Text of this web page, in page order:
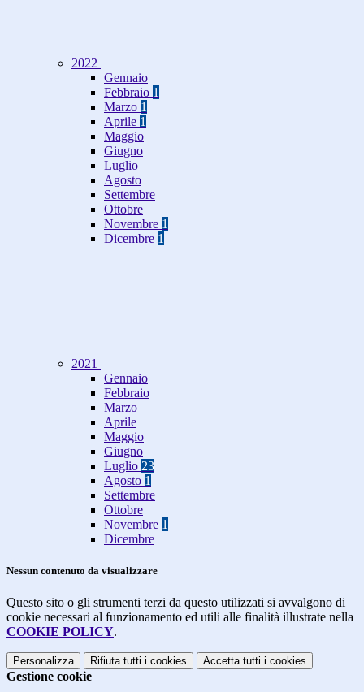
2022
Gennaio
Febbraio 1
Marzo 1
Aprile 1
Maggio
Giugno
Luglio
Agosto
Settembre
Ottobre
Novembre 1
Dicembre 1
2021
Gennaio
Febbraio
Marzo
Aprile
Maggio
Giugno
Luglio 23
Agosto 1
Settembre
Ottobre
Novembre 1
Dicembre
Nessun contenuto da visualizzare
Questo sito o gli strumenti terzi da questo utilizzati si avvalgono di
cookie necessari al funzionamento ed utili alle finalità illustrate nella
COOKIE POLICY.
Personalizza Rifiuta tutti i cookies Accetta tutti i cookies
Gestione cookie